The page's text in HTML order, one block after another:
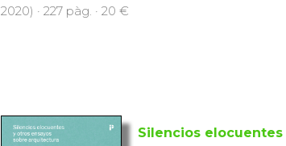
2020) · 227 pàg. · 20 €
Silencios elocuentes